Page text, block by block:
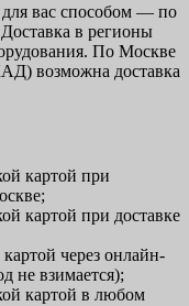
вас способом — по
в регионы
По Москве
возможна доставка
картой при
картой при доставке
через онлайн-
не взимается);
картой в любом